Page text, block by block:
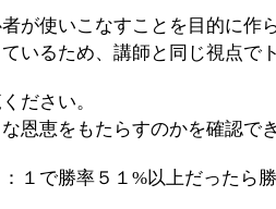
が使いこなすことを目的に作
いるため、講師と同じ視点で
ださい。
恩恵をもたらすのかを確認で
１で勝率５１%以上だったら